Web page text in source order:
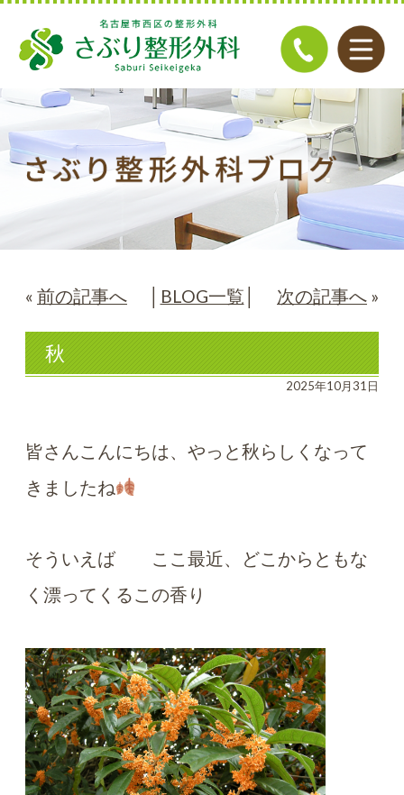
« 前の記事へ BLOG一覧 次の記事へ »
秋
2025年10月31日
皆さんこんにちは、やっと秋らしくなって
きましたね
そういえば ここ最近、どこからともな
く漂ってくるこの香り